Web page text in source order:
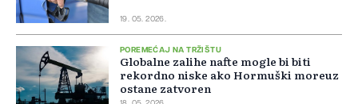
19. 05. 2026.
POREMEĆAJ NA TRŽIŠTU
Globalne zalihe nafte mogle bi biti
rekordno niske ako Hormuški moreuz
ostane zatvoren